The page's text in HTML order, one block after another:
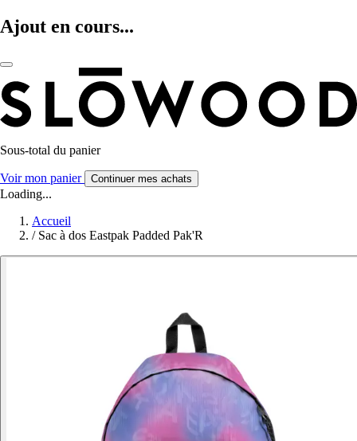
Ajout en cours...
Sous-total du panier
Voir mon panier Continuer mes achats
Loading...
Accueil
/ Sac à dos Eastpak Padded Pak'R